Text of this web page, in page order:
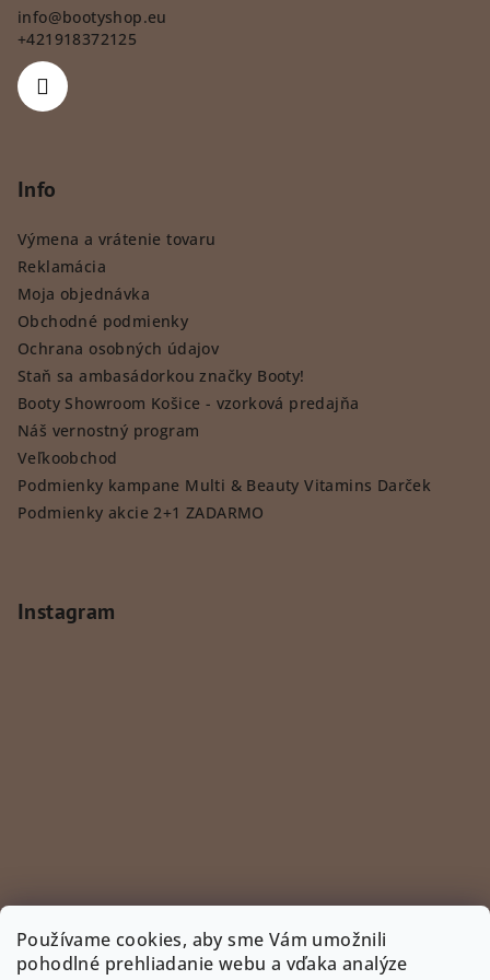
Používame cookies, aby sme Vám umožnili
pohodlné prehliadanie webu a vďaka analýze
info@bootyshop.eu
+421918372125
Info
Výmena a vrátenie tovaru
Reklamácia
Moja objednávka
Obchodné podmienky
Ochrana osobných údajov
Staň sa ambasádorkou značky Booty!
Booty Showroom Košice - vzorková predajňa
Náš vernostný program
Veľkoobchod
Podmienky kampane Multi & Beauty Vitamins Darček
Podmienky akcie 2+1 ZADARMO
Instagram